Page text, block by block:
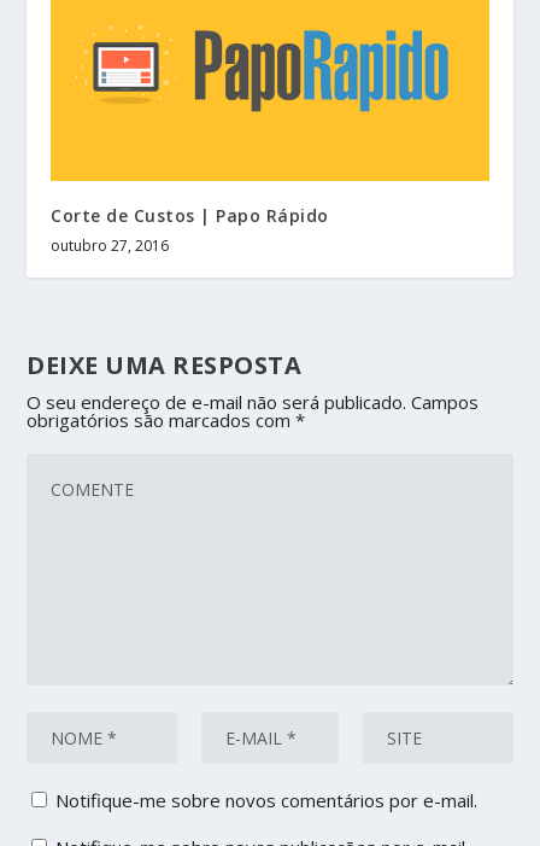
Corte de Custos | Papo Rápido
outubro 27, 2016
DEIXE UMA RESPOSTA
O seu endereço de e-mail não será publicado. Campos
obrigatórios são marcados com*
Notifique-me sobre novos comentários por e-mail.